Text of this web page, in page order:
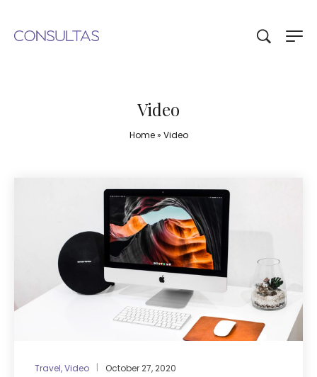
Video
Home» Video
Travel,Video October 27, 2020